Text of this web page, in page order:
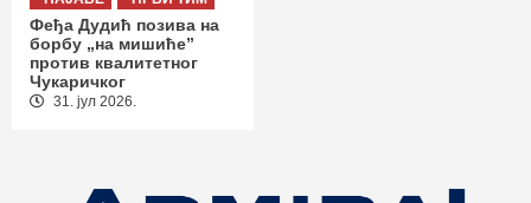
Феђа Дудић позива на
борбу „на мишиће”
против квалитетног
Чукаричког
31. јул 2026.